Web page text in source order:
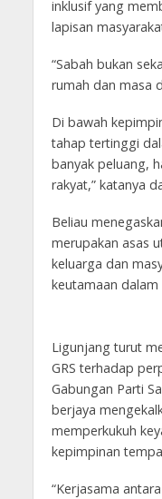
inklusif yang
lapisan
“Sabah bukan
rumah dan masa
Di bawah
tahap tertinggi
banyak peluang,
rakyat,” katanya
Beliau
merupakan asas
keluarga dan
keutamaan dalam
Ligunjang turut
GRS terhadap
Gabungan Parti
berjaya
memperkukuh
kepimpinan
“Kerjasama